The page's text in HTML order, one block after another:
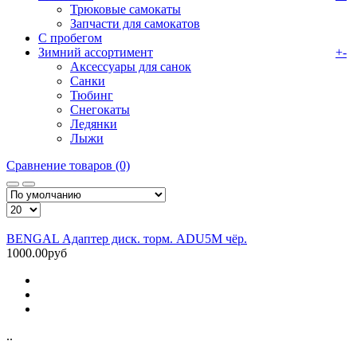
Трюковые самокаты
Запчасти для самокатов
С пробегом
Зимний ассортимент
+-
Аксессуары для санок
Санки
Тюбинг
Снегокаты
Ледянки
Лыжи
Сравнение товаров (0)
BENGAL Адаптер диск. торм. ADU5M чёр.
1000.00руб
..